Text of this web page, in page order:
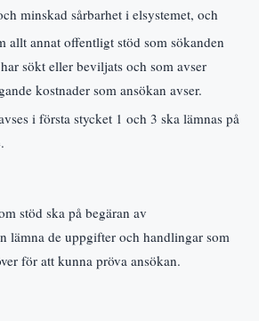
minskad sårbarhet i elsystemet, och
allt annat offentligt stöd som sökanden
sökt eller beviljats och som avser
kostnader som ansökan avser.
i första stycket 1 och 3 ska lämnas på
stöd ska på begäran av
lämna de uppgifter och handlingar som
för att kunna pröva ansökan.